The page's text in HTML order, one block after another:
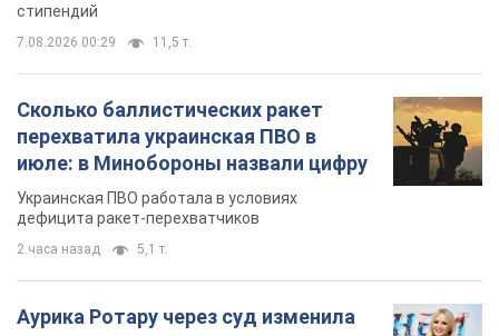
Аурика Ротару через суд изменила
свою пенсию, на которую ранее
жаловалась: сколько получала
певица
артистки за время работы в Черновицкой
филармонии
через 11 часов